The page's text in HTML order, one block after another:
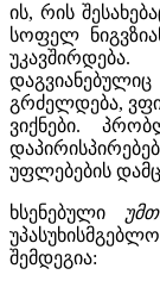
ის, რის
სოფელ
გრძელდება,
ვიქნები.
უფლებების
ხსენებული
შემდეგია: